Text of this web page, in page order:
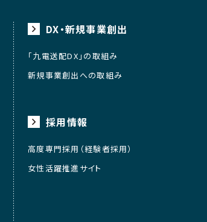
DX・新規事業創出
「九電送配DX」の取組み
新規事業創出への取組み
採用情報
高度専門採用（経験者採用）
女性活躍推進サイト